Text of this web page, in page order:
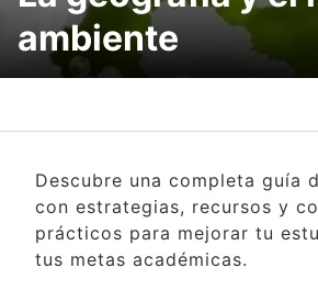
ambiente
Descubre una completa guía
con estrategias, recursos y
prácticos para mejorar tu
tus metas académicas.